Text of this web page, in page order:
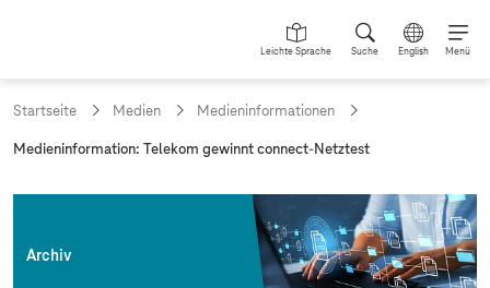
Leichte Sprache Suche English Menü
Startseite Medien Medieninformationen
a
Medieninformation: Telekom gewinnt connect-Netztest
Archiv